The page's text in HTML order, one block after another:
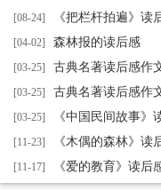
[08-24]
《把栏杆拍遍》读
[04-02]
森林报的读后感
[03-25]
古典名著读后感作
[03-25]
古典名著读后感作
[03-25]
《中国民间故事》
[11-23]
《木偶的森林》读
[11-17]
《爱的教育》读后